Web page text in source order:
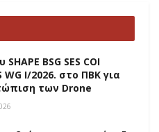
BSG SES COI
WG I/2026. στο ΠΒΚ για
των Drone